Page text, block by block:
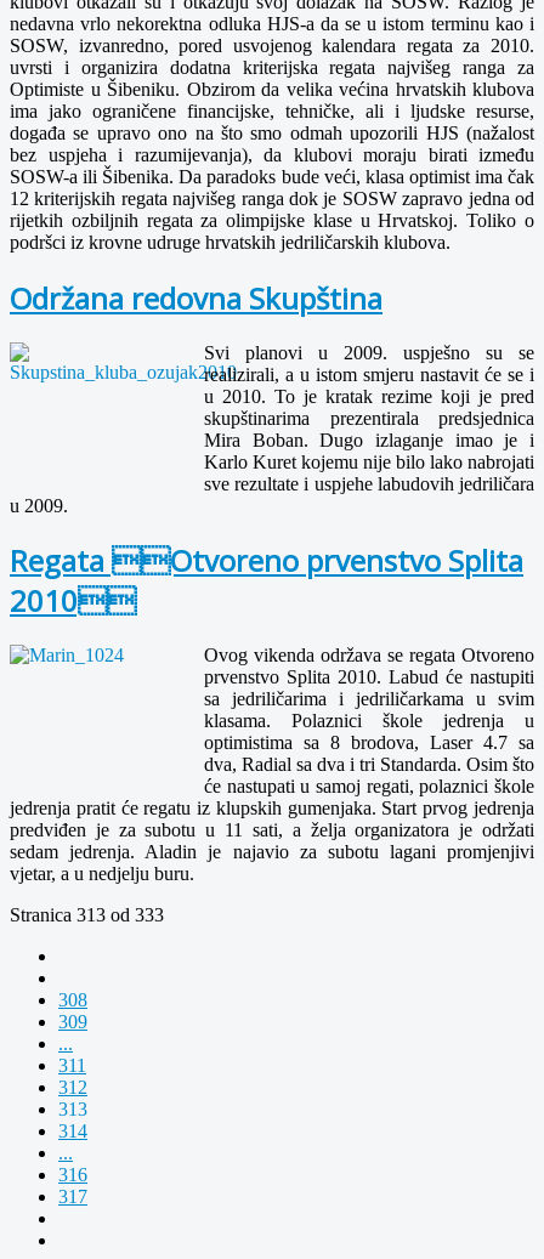
nedavna vrlo nekorektna odluka HJS-a da se u istom terminu kao i
SOSW, izvanredno, pored usvojenog kalendara regata za 2010.
uvrsti i organizira dodatna kriterijska regata najvišeg ranga za
Optimiste u Šibeniku. Obzirom da velika većina hrvatskih klubova
ima jako ograničene financijske, tehničke, ali i ljudske resurse,
događa se upravo ono na što smo odmah upozorili HJS (nažalost
bez uspjeha i razumijevanja), da klubovi moraju birati između
SOSW-a ili Šibenika. Da paradoks bude veći, klasa optimist ima čak
12 kriterijskih regata najvišeg ranga dok je SOSW zapravo jedna od
rijetkih ozbiljnih regata za olimpijske klase u Hrvatskoj. Toliko o
podršci iz krovne udruge hrvatskih jedriličarskih klubova.
Održana redovna Skupština
Svi planovi u 2009. uspješno su se
realizirali, a u istom smjeru nastavit će se i
u 2010. To je kratak rezime koji je pred
skupštinarima prezentirala predsjednica
Mira Boban. Dugo izlaganje imao je i
Karlo Kuret kojemu nije bilo lako nabrojati
sve rezultate i uspjehe labudovih jedriličara
u 2009.
Regata Otvoreno prvenstvo Splita
2010
Ovog vikenda održava se regata Otvoreno
prvenstvo Splita 2010. Labud će nastupiti
sa jedriličarima i jedriličarkama u svim
klasama. Polaznici škole jedrenja u
optimistima sa 8 brodova, Laser 4.7 sa
dva, Radial sa dva i tri Standarda. Osim što
će nastupati u samoj regati, polaznici škole
jedrenja pratit će regatu iz klupskih gumenjaka. Start prvog jedrenja
predviđen je za subotu u 11 sati, a želja organizatora je održati
sedam jedrenja. Aladin je najavio za subotu lagani promjenjivi
vjetar, a u nedjelju buru.
Stranica 313 od 333
308
309
...
311
312
313
314
...
316
317